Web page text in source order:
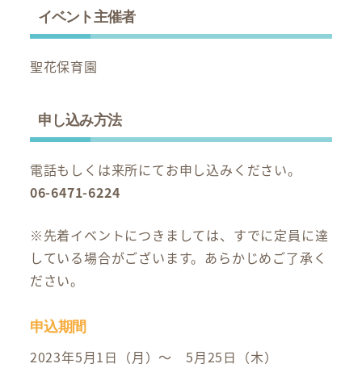
イベント主催者
聖花保育園
申し込み方法
電話もしくは来所にてお申し込みください。
06-6471-6224
※先着イベントにつきましては、すでに定員に達
している場合がございます。あらかじめご了承く
ださい。
申込期間
2023年5月1日（月）～ 5月25日（木）